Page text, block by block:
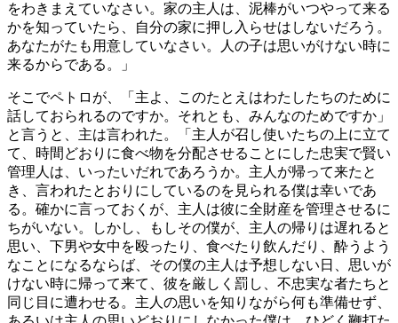
をわきまえていなさい。家の主人は、泥棒がいつやって来る
かを知っていたら、自分の家に押し入らせはしないだろう。
あなたがたも用意していなさい。人の子は思いがけない時に
来るからである。」
そこでペトロが、「主よ、このたとえはわたしたちのために
話しておられるのですか。それとも、みんなのためですか」
と言うと、主は言われた。「主人が召し使いたちの上に立て
て、時間どおりに食べ物を分配させることにした忠実で賢い
管理人は、いったいだれであろうか。主人が帰って来たと
き、言われたとおりにしているのを見られる僕は幸いであ
る。確かに言っておくが、主人は彼に全財産を管理させるに
ちがいない。しかし、もしその僕が、主人の帰りは遅れると
思い、下男や女中を殴ったり、食べたり飲んだり、酔うよう
なことになるならば、その僕の主人は予想しない日、思いが
けない時に帰って来て、彼を厳しく罰し、不忠実な者たちと
同じ目に遭わせる。主人の思いを知りながら何も準備せず、